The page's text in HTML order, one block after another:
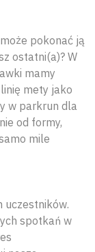
pokonać ją
ostatni(a)? W
mamy
mety jako
w parkrun dla
od formy,
mile
uczestników.
spotkań w